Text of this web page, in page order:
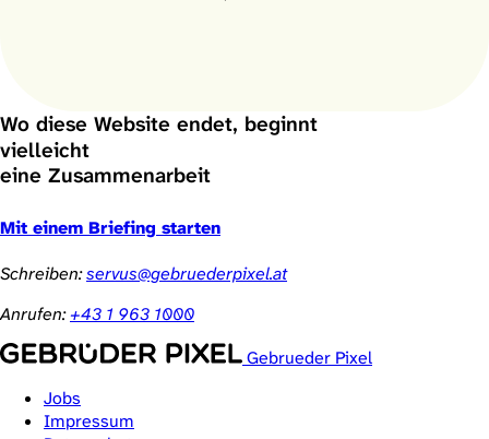
Wo diese Website endet, beginnt
vielleicht
eine Zusammenarbeit
ein Projekt
eine Partnerschaft
Mit einem Briefing starten
Schreiben:servus@gebruederpixel.at
Anrufen:+43 1 963 1000
Gebrueder Pixel
Jobs
Impressum